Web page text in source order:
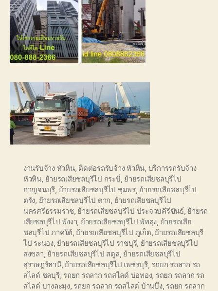
งานรับจ้าง หัวหิน, ติดต่อรถรับจ้าง หัวหิน บริการรถรับจ้าง
หัวหิน ย้ายรถเสียชลบุรีไป กระบี่ ย้ายรถเสียชลบุรีไป
กาญจนบุรี ย้ายรถเสียชลบุรีไป ชุมพร, ย้ายรถเสียชลบุรีไป
ตรัง ย้ายรถเสียชลบุรีไป ตาก ย้ายรถเสียชลบุรีไป
นครศรีธรรมราช, ย้ายรถเสียชลบุรีไป ประจวบคีรีขันธ์, ย้ายรถ
เสียชลบุรีไป พังงา ย้ายรถเสียชลบุรีไป พัทลุง ย้ายรถเสีย
ชลบุรีไป ภาคใต้ ย้ายรถเสียชลบุรีไป ภูเก็ต ย้ายรถเสียชลบุรี
ไป ระนอง, ย้ายรถเสียชลบุรีไป ราชบุรี, ย้ายรถเสียชลบุรีไป
สงขลา ย้ายรถเสียชลบุรีไป สตูล ย้ายรถเสียชลบุรีไป
สุราษฎร์ธานี, ย้ายรถเสียชลบุรีไป เพชรบุรี, รถยก รถลาก รถ
สไลด์ ชลบุรี, รถยก รถลาก รถสไลด์ บ่อทอง, รถยก รถลาก รถ
สไลด์ บางละมุง, รถยก รถลาก รถสไลด์ บ้านบึง, รถยก รถลาก